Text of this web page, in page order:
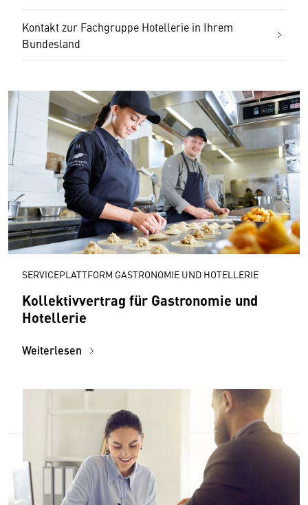
Kontakt zur Fachgruppe Hotellerie in Ihrem
Bundesland
SERVICEPLATTFORM GASTRONOMIE UND HOTELLERIE
Kollektivvertrag für Gastronomie und
Hotellerie
Weiterlesen